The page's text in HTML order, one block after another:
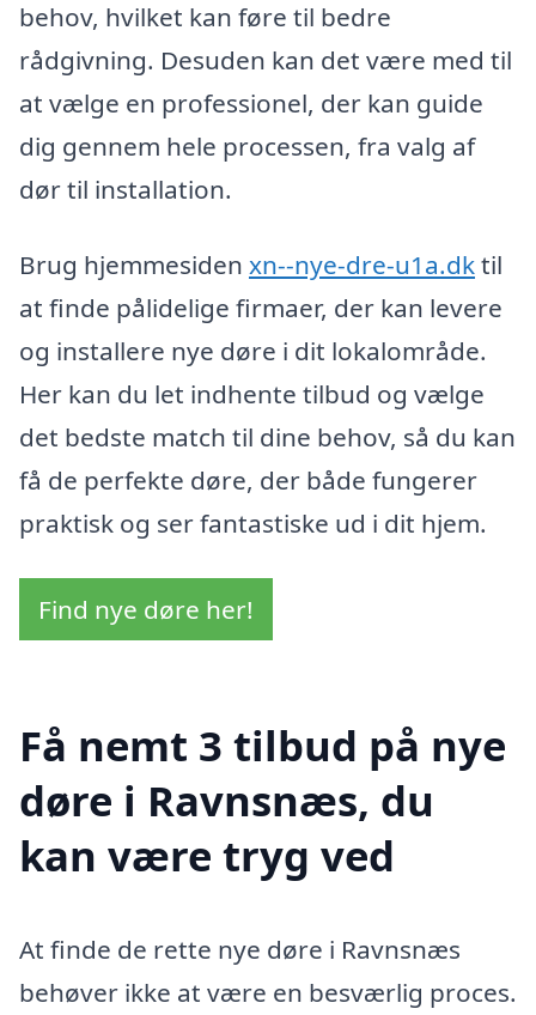
behov, hvilket kan føre til bedre
rådgivning. Desuden kan det være med til
at vælge en professionel, der kan guide
dig gennem hele processen, fra valg af
dør til installation.
Brug hjemmesiden xn--nye-dre-u1a.dktil
at finde pålidelige firmaer, der kan levere
og installere nye døre i dit lokalområde.
Her kan du let indhente tilbud og vælge
det bedste match til dine behov, så du kan
få de perfekte døre, der både fungerer
praktisk og ser fantastiske ud i dit hjem.
Find nye døre her!
Få nemt 3 tilbud på nye
døre i Ravnsnæs, du
kan være tryg ved
At finde de rette nye døre i Ravnsnæs
behøver ikke at være en besværlig proces.